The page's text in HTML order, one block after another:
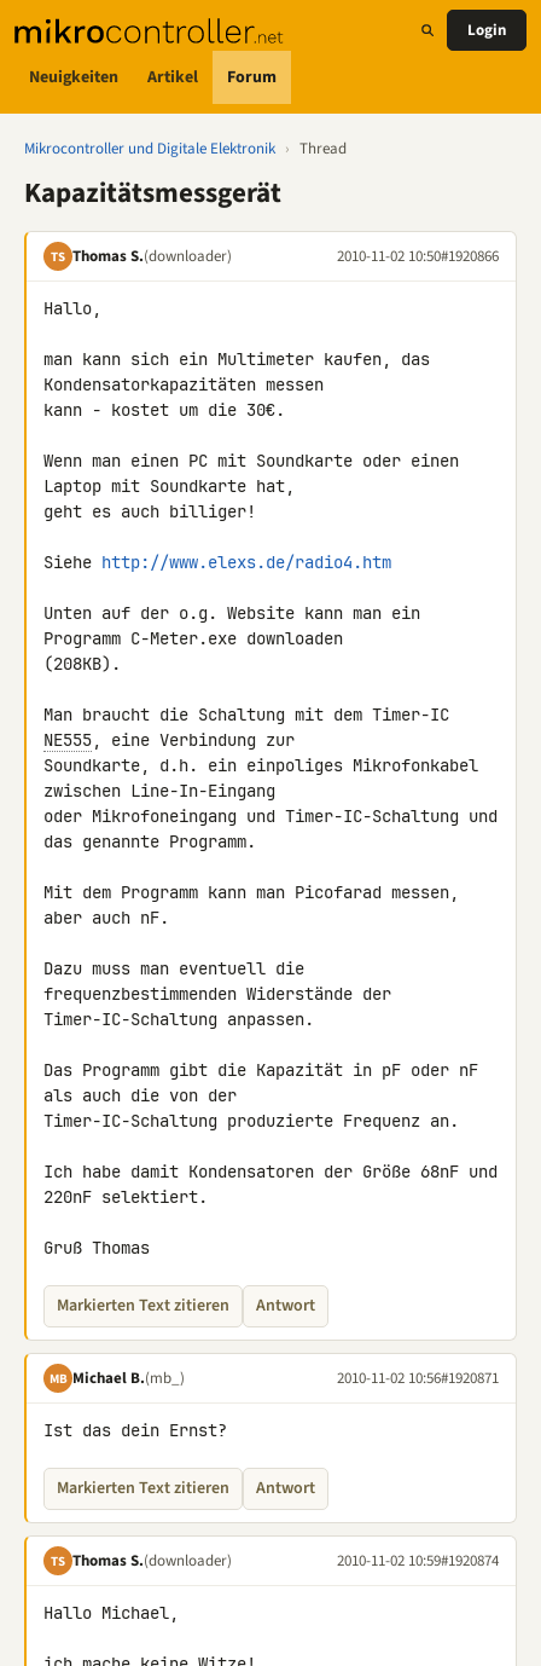
Neuigkeiten Artikel Forum
Login
Mikrocontroller und Digitale Elektronik › Thread
Kapazitätsmessgerät
TS Thomas S.(downloader) 2010-11-02 10:50#1920866
Hallo,
man kann sich ein Multimeter kaufen, das
Kondensatorkapazitäten messen
kann - kostet um die 30€.
Wenn man einen PC mit Soundkarte oder einen
Laptop mit Soundkarte hat,
geht es auch billiger!
Siehe http://www.elexs.de/radio4.htm
Unten auf der o.g. Website kann man ein
Programm C-Meter.exe downloaden
(208KB).
NE555, eine Verbindung zur
Soundkarte, d.h. ein einpoliges Mikrofonkabel
zwischen Line-In-Eingang
oder Mikrofoneingang und Timer-IC-Schaltung und
das genannte Programm.
Mit dem Programm kann man Picofarad messen,
aber auch nF.
Dazu muss man eventuell die
frequenzbestimmenden Widerstände der
Timer-IC-Schaltung anpassen.
Das Programm gibt die Kapazität in pF oder nF
als auch die von der
Timer-IC-Schaltung produzierte Frequenz an.
Ich habe damit Kondensatoren der Größe 68nF und
220nF selektiert.
Gruß Thomas
Markierten Text zitieren Antwort
MB Michael B.(mb_) 2010-11-02 10:56#1920871
Ist das dein Ernst?
Markierten Text zitieren Antwort
TS Thomas S.(downloader) 2010-11-02 10:59#1920874
Hallo Michael,